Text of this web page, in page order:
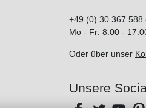
+49 (0) 30 367 588
Mo - Fr: 8:00 -
Oder über unser
Unsere